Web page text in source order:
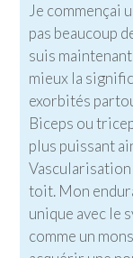
Je commençai
pas beaucoup
suis
mieux la
exorbités
Biceps ou
plus puissant
Vascularisation
toit. Mon
unique avec le
comme un